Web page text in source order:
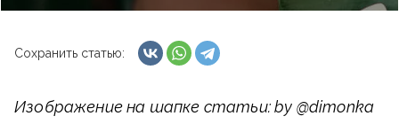
Сохранить статью:
Изображение на шапке статьи: by @dimonka